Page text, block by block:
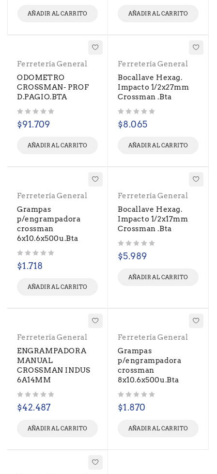
AÑADIR AL CARRITO AÑADIR AL CARRITO
Ferretería General
ODOMETRO
CROSSMAN- PROF
D.PAGIO.BTA
$91.709
AÑADIR AL CARRITO
Ferretería General
Bocallave Hexag.
Impacto 1/2x27mm
Crossman .Bta
$8.065
AÑADIR AL CARRITO
Ferretería General
Grampas
p/engrampadora
crossman
6x10.6x500u.Bta
$1.718
AÑADIR AL CARRITO
Ferretería General
Bocallave Hexag.
Impacto 1/2x17mm
Crossman .Bta
$5.989
AÑADIR AL CARRITO
Ferretería General
ENGRAMPADORA
MANUAL
CROSSMAN INDUS
6A14MM
$42.487
AÑADIR AL CARRITO
Ferretería General
Grampas
p/engrampadora
crossman
8x10.6x500u.Bta
$1.870
AÑADIR AL CARRITO